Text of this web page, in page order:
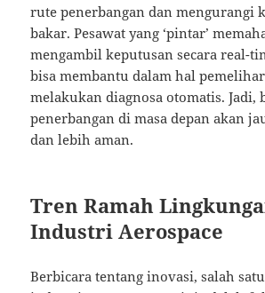
rute penerbangan dan mengurangi
bakar. Pesawat yang ‘pintar’
mengambil keputusan secara real-
bisa membantu dalam hal
melakukan diagnosa otomatis. Jadi,
penerbangan di masa depan akan
dan lebih aman.
Tren Ramah
Industri Aerospace
Berbicara tentang inovasi, salah